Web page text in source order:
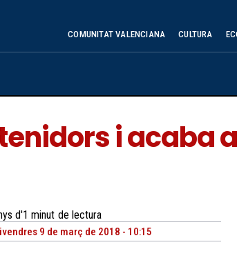
COMUNITAT VALENCIANA CULTURA
i acaba
d'1 minut de lectura
9 de març de 2018 - 10:15